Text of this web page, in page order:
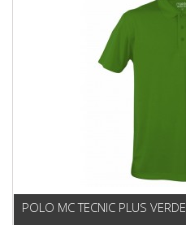
POLO MC TECNIC PLUS VERDE